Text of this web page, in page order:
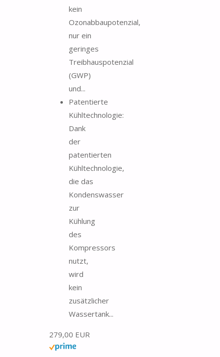
kein
Ozonabbaupotenzial,
nur ein
geringes
Treibhauspotenzial
(GWP)
und...
Patentierte
Kühltechnologie:
Dank
der
patentierten
Kühltechnologie,
die das
Kondenswasser
zur
Kühlung
des
Kompressors
nutzt,
wird
kein
zusätzlicher
Wassertank...
279,00 EUR